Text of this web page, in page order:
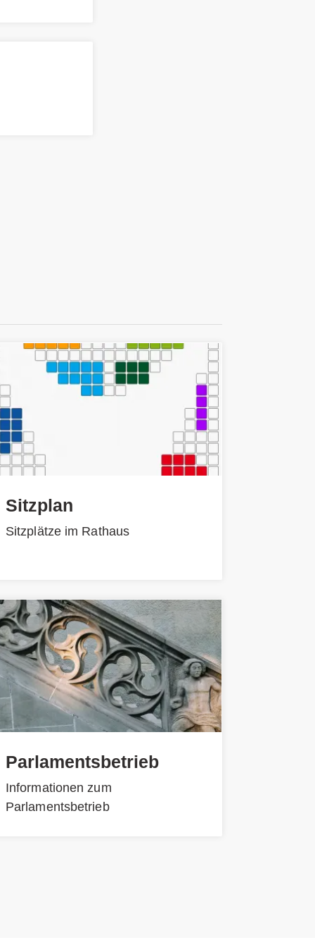
Sitzplan
Sitzplätze im Rathaus
Parlamentsbetrieb
Informationen zum
Parlamentsbetrieb